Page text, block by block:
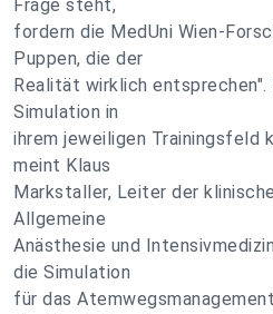
Frage steht,
fordern die MedUni Wien-
Puppen, die der
Realität wirklich entsprechen".
Simulation in
ihrem jeweiligen Trainingsfeld
meint Klaus
Markstaller, Leiter der
Allgemeine
Anästhesie und
die Simulation
für das